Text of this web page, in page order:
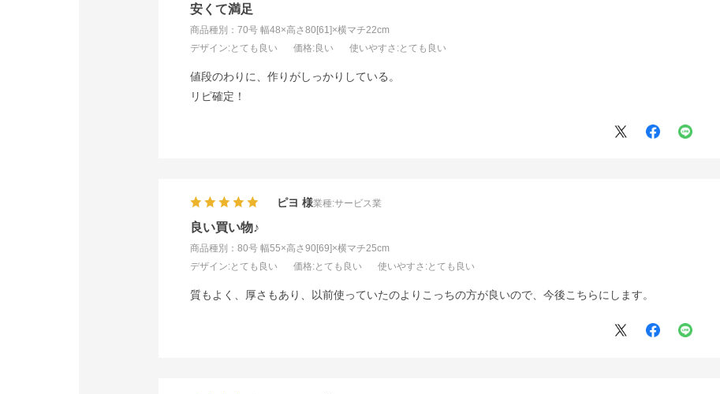
安くて満足
商品種別：70号 幅48×高さ80[61]×横マチ22cm
デザイン:とても良い 価格:良い 使いやすさ :とても良い
値段のわりに、作りがしっかりしている。
リピ確定！
良い買い物♪
商品種別：80号 幅55×高さ90[69]×横マチ25cm
デザイン:とても良い 価格:とても良い 使いやすさ :とても良い
ピヨ 業種:サービス業
質もよく、厚さもあり、以前使っていたのよりこっちの方が良いので、今後こちらにします。